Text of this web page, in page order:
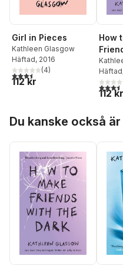
Girl in Pieces
Kathleen Glasgow
Häftad, 2016
3,5utav 5 stjärnor. Totalt antal
(4)
112 kr
How
Dark
Häftad
3,5
112 kr
Du kanske också